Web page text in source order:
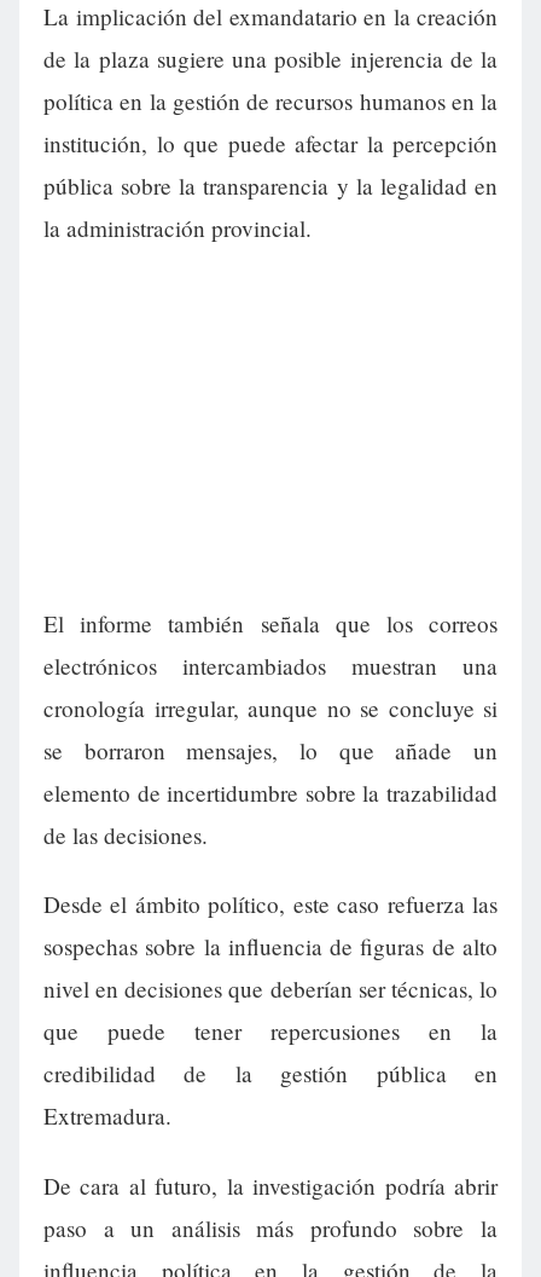
La implicación del exmandatario en la creación
de la plaza sugiere una posible injerencia de la
política en la gestión de recursos humanos en la
institución, lo que puede afectar la percepción
pública sobre la transparencia y la legalidad en
la administración provincial.
El informe también señala que los correos
electrónicos intercambiados muestran una
cronología irregular, aunque no se concluye si
se borraron mensajes, lo que añade un
elemento de incertidumbre sobre la trazabilidad
de las decisiones.
Desde el ámbito político, este caso refuerza las
sospechas sobre la influencia de figuras de alto
nivel en decisiones que deberían ser técnicas, lo
que puede tener repercusiones en la
credibilidad de la gestión pública en
Extremadura.
De cara al futuro, la investigación podría abrir
paso a un análisis más profundo sobre la
influencia política en la gestión de la